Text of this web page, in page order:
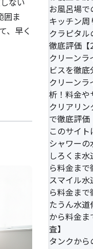
囲ま
、早く
お風呂場で
キッチン周
クラピタ
徹底評価【
クリーン
ビスを徹底
クリーン
析！料金や
クリアリ
で徹底評価
このサイト
シャワー
しろくま
ら料金ま
スマイル
ら料金まで
たうん水
から料金
査】
タンクから